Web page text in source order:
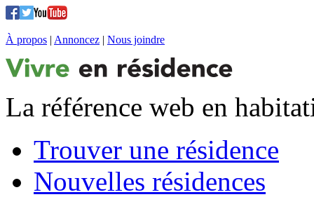
À propos | Annoncez | Nous joindre
La référence web en
Trouver une résidence
Nouvelles résidences